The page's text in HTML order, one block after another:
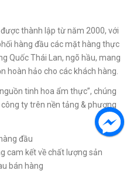
được thành lập từ năm 2000, với
hàng đầu các mặt hàng thực
Quốc Thái Lan, ngõ hầu, mang
hoàn hảo cho các khách hàng.
tinh hoa ẩm thực”, chúng
ty trên nền tảng & phương
đầu
cam kết về chất lượng sản
bán hàng